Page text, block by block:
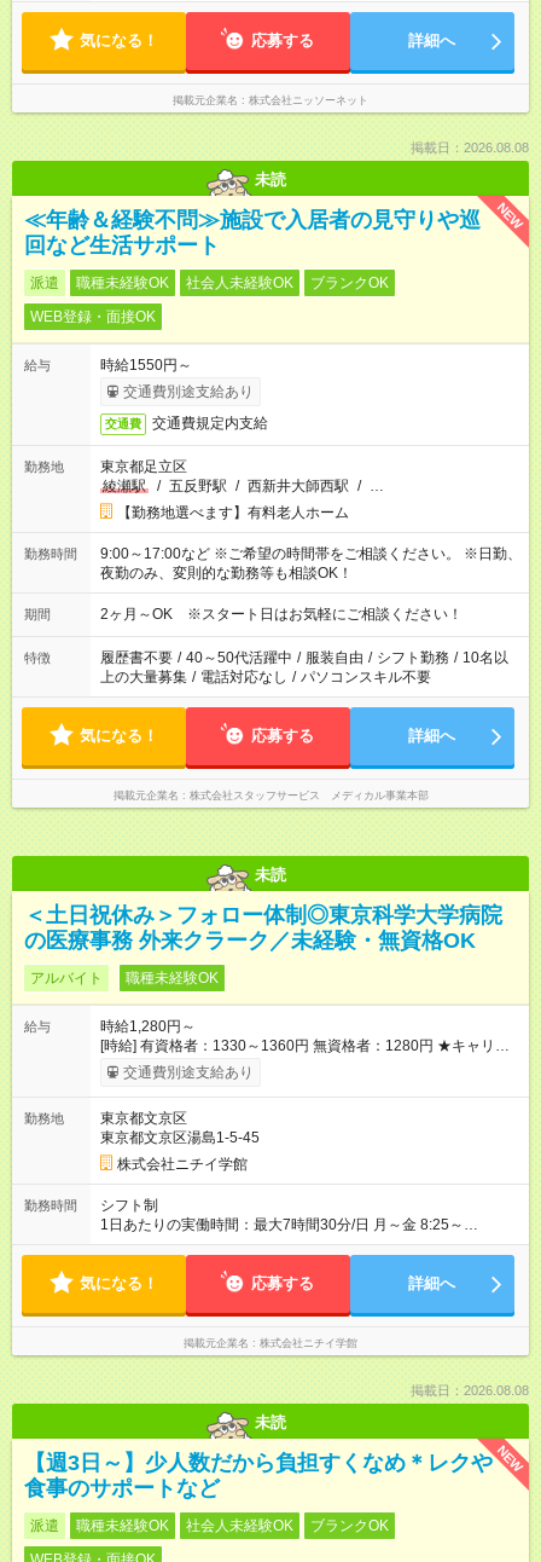
気になる！ 応募する 詳細へ
掲載元企業名 株式会社ニッソーネット
掲載日：2026.08.08
未読
NEW
≪年齢＆経験不問≫施設で入居者の見守りや巡
回など生活サポート
派遣 職種未経験OK 社会人未経験OK
ブランクOK
WEB登録・面接OK
給与
時給1550円～
交通費別途支給あり
交通費 交通費規定内支給
勤務地
東京都足立区
綾瀬駅
/ 五反野駅 / 西新井大師西駅 / …
【勤務地選べます】有料老人ホーム
勤務時間
9:00～17:00など ※ご希望の時間帯をご相談ください。 ※日勤、
夜勤のみ、変則的な勤務等も相談OK！
期間 2ヶ月～OK ※スタート日はお気軽にご相談ください！
特徴 履歴書不要 / 40～50代活躍中 / 服装自由 / シフト勤務 / 10名以
上の大量募集 / 電話対応なし / パソコンスキル不要
気になる！ 応募する 詳細へ
掲載元企業名 株式会社スタッフサービス メディカル事業本部
未読
＜土日祝休み＞フォロー体制◎東京科学大学病院
の医療事務 外来クラーク／未経験・無資格OK
アルバイト 職種未経験OK
給与
時給1,280円～
[時給] 有資格者：1330～1360円 無資格者：1280円 ★キャリア
アップ制度あり 進級により給与がアップします！ 【試用期間】
試用期間あり 試用期間の長さ：3ヶ月 雇用形態、給与は本採用
交通費別途支給あり
勤務地
東京都文京区
東京都文京区湯島1-5-45
株式会社ニチイ学館
勤務時間
シフト制
1日あたりの実働時間：最大7時間30分/日 月～金 8:25～
16:55（休憩60分） 8:30～17:00（休憩60分） ※上記曜日や時間
気になる！ 応募する 詳細へ
掲載元企業名 株式会社ニチイ学館
掲載日：2026.08.08
未読
NEW
【週3日～】少人数だから負担すくなめ＊レクや
食事のサポートなど
派遣 職種未経験OK 社会人未経験OK
ブランクOK